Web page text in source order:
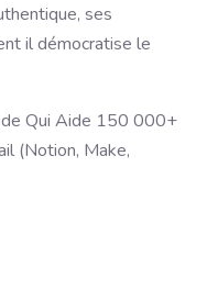
ses
il démocratise le